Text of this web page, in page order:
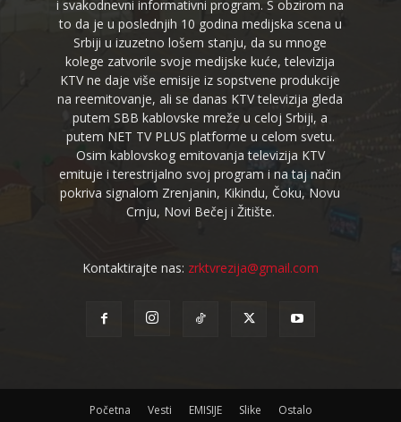
i svakodnevni informativni program. S obzirom na
to da je u poslednjih 10 godina medijska scena u
Srbiji u izuzetno lošem stanju, da su mnoge
kolege zatvorile svoje medijske kuće, televizija
KTV ne daje više emisije iz sopstvene produkcije
na reemitovanje, ali se danas KTV televizija gleda
putem SBB kablovske mreže u celoj Srbiji, a
putem NET TV PLUS platforme u celom svetu.
Osim kablovskog emitovanja televizija KTV
emituje i terestrijalno svoj program i na taj način
pokriva signalom Zrenjanin, Kikindu, Čoku, Novu
Crnju, Novi Bečej i Žitište.
Kontaktirajte nas: zrktvrezija@gmail.com
Početna Vesti EMISIJE Slike Ostalo